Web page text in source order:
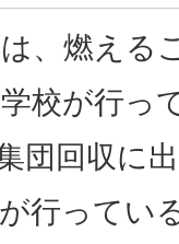
、燃える
校が行っ
団回収に
行ってい